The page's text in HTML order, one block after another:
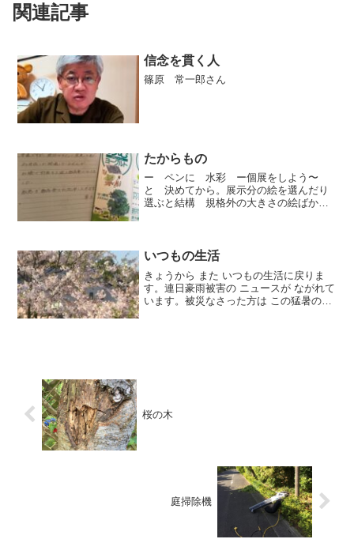
関連記事
信念を貫く人
篠原 常一郎さん
たからもの
ー ペンに 水彩 ー個展をしよう〜
と 決めてから。展示分の絵を選んだり
選ぶと結構 規格外の大きさの絵ばかり
けない事書き出すと 小さな...
いつもの生活
きょうから また いつもの生活に戻りま
す。連日豪雨被害の ニュースが ながれて
います。被災なさった方は この猛暑の中
桜の木
庭掃除機